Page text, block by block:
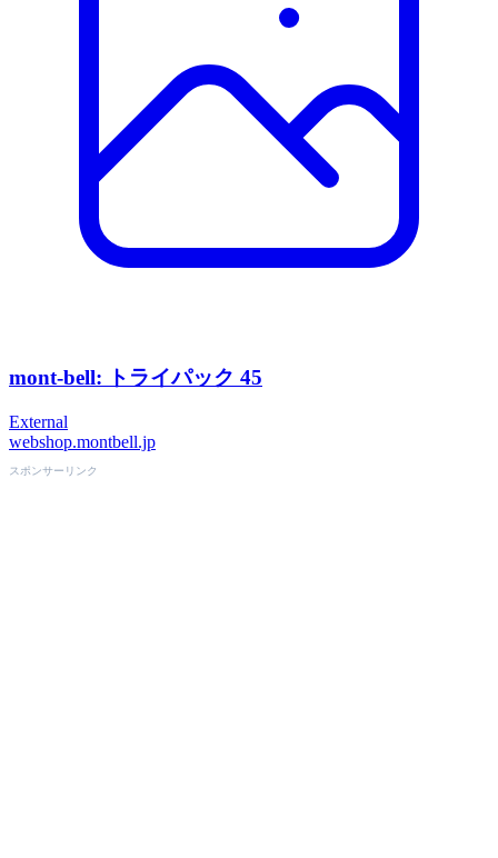
mont-bell: トライパック 45
External
webshop.montbell.jp
スポンサーリンク